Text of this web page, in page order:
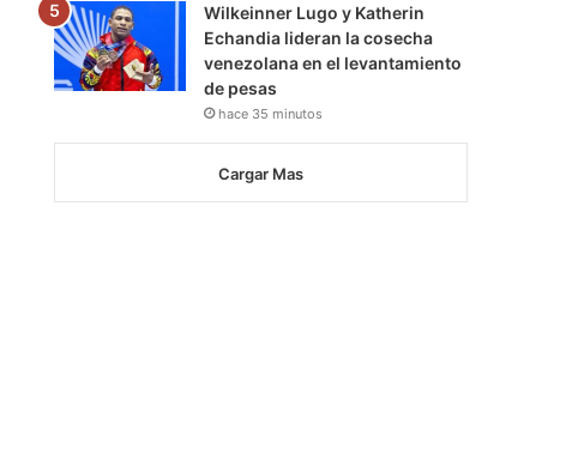
Wilkeinner Lugo y Katherin
Echandia lideran la cosecha
venezolana en el levantamiento
de pesas
hace 35 minutos
Cargar Mas